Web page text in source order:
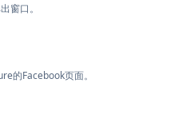
窗口。
的Facebook页面。